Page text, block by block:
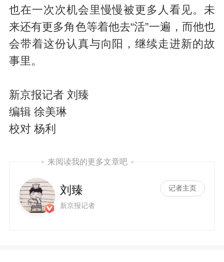
也在一次次机会里慢慢被更多人看见。未
来还有更多角色等着他去“活”一遍，而他也
会带着这份认真与向阳，继续走进新的故
事里。
新京报记者 刘臻
编辑 徐美琳
校对 杨利
来阅读我的更多文章吧
刘臻
新京报记者
记者主页